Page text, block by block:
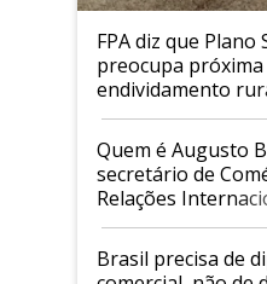
FPA diz que Plano
preocupa
endividamento
Quem é Augusto
secretário de
Relações
Mapa
Brasil precisa de